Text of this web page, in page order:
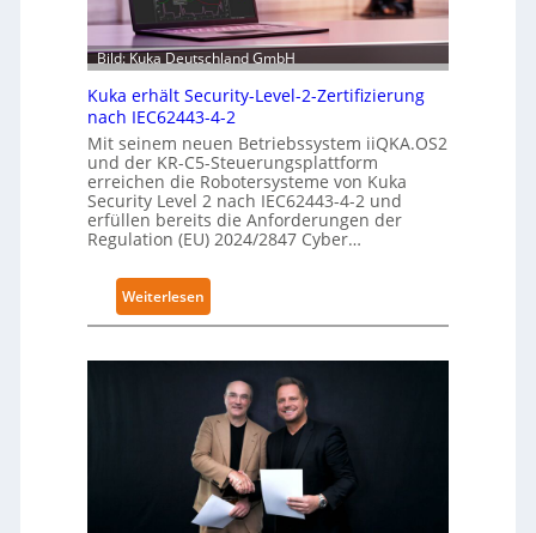
Bild: Kuka Deutschland GmbH
Kuka erhält Security-Level-2-Zertifizierung
nach IEC62443-4-2
Mit seinem neuen Betriebssystem iiQKA.OS2
und der KR-C5-Steuerungsplattform
erreichen die Robotersysteme von Kuka
Security Level 2 nach IEC62443-4-2 und
erfüllen bereits die Anforderungen der
Regulation (EU) 2024/2847 Cyber…
Weiterlesen
K
e
r
h
ä
l